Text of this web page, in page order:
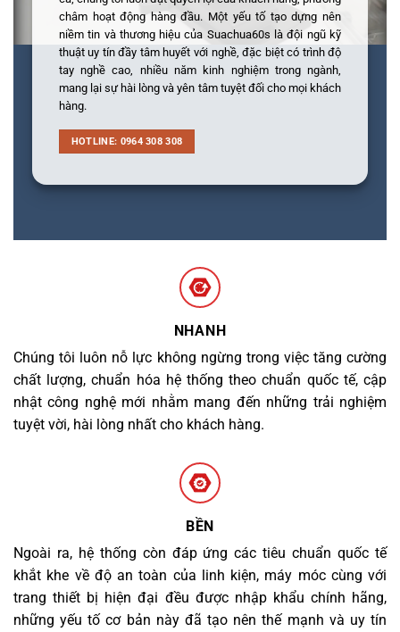
châm hoạt động hàng đầu. Một yếu tố tạo dựng nên
niềm tin và thương hiệu của Suachua60s là đội ngũ kỹ
thuật uy tín đầy tâm huyết với nghề, đặc biệt có trình độ
tay nghề cao, nhiều năm kinh nghiệm trong ngành,
mang lại sự hài lòng và yên tâm tuyệt đối cho mọi khách
hàng.
HOTLINE: 0964 308 308
NHANH
Chúng tôi luôn nỗ lực không ngừng trong việc tăng cường
chất lượng, chuẩn hóa hệ thống theo chuẩn quốc tế, cập
nhật công nghệ mới nhằm mang đến những trải nghiệm
tuyệt vời, hài lòng nhất cho khách hàng.
BỀN
Ngoài ra, hệ thống còn đáp ứng các tiêu chuẩn quốc tế
khắt khe về độ an toàn của linh kiện, máy móc cùng với
trang thiết bị hiện đại đều được nhập khẩu chính hãng,
những yếu tố cơ bản này đã tạo nên thế mạnh và uy tín